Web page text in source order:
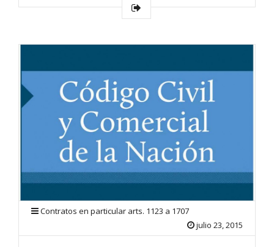
Contratos en particular arts. 1123 a 1707
julio 23, 2015